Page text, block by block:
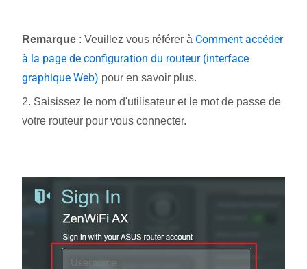
Remarque : Veuillez vous référer à Comment accéder
à la page de configuration du routeur (interface
graphique Web) pour en savoir plus.
2. Saisissez le nom d'utilisateur et le mot de passe de
votre routeur pour vous connecter.